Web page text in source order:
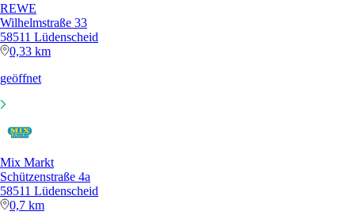
REWE
Wilhelmstraße 33
58511 Lüdenscheid
0,33 km
geöffnet
Mix Markt
Schützenstraße 4a
58511 Lüdenscheid
0,7 km